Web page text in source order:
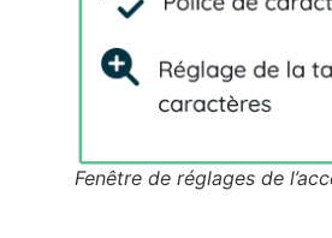
Fenêtre de réglages de